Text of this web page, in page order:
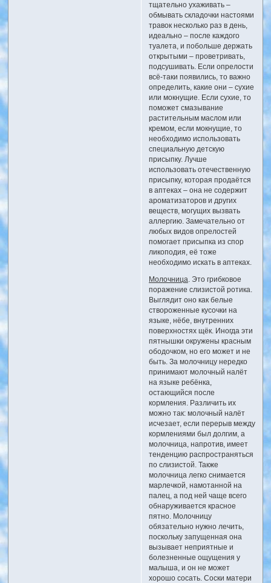
тщательно ухаживать –
обмывать складочки настоями
травок несколько раз в день,
идеально – после каждого
туалета, и побольше держать
открытыми – проветривать,
подсушивать. Если опрелости
всё-таки появились, то важно
определить, какие они – сухие
или мокнущие. Если сухие, то
поможет смазывание
растительным маслом или
кремом, если мокнущие, то
необходимо использовать
специальную детскую
присыпку. Лучше
использовать отечественную
присыпку, которая продаётся
в аптеках – она не содержит
ароматизаторов и других
веществ, могущих вызвать
аллергию. Замечательно от
любых видов опрелостей
помогает присыпка из спор
ликоподия, её тоже
необходимо искать в аптеках.
Молочница . Это грибковое
поражение слизистой ротика.
Выглядит оно как белые
створоженные кусочки на
языке, нёбе, внутренних
поверхностях щёк. Иногда эти
пятнышки окружены красным
ободочком, но его может и не
быть. За молочницу нередко
принимают молочный налёт
на языке ребёнка,
остающийся после
кормления. Различить их
можно так: молочный налёт
исчезает, если перерыв между
кормлениями был долгим, а
молочница, напротив, имеет
тенденцию распространяться
по слизистой. Также
молочница легко снимается
марлечкой, намотанной на
палец, а под ней чаще всего
обнаруживается красное
пятно. Молочницу
обязательно нужно лечить,
поскольку запущенная она
вызывает неприятные и
болезненные ощущения у
малыша, и он не может
хорошо сосать. Соски матери